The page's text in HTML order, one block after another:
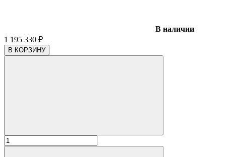
В наличии
1 195 330 ₽
В КОРЗИНУ